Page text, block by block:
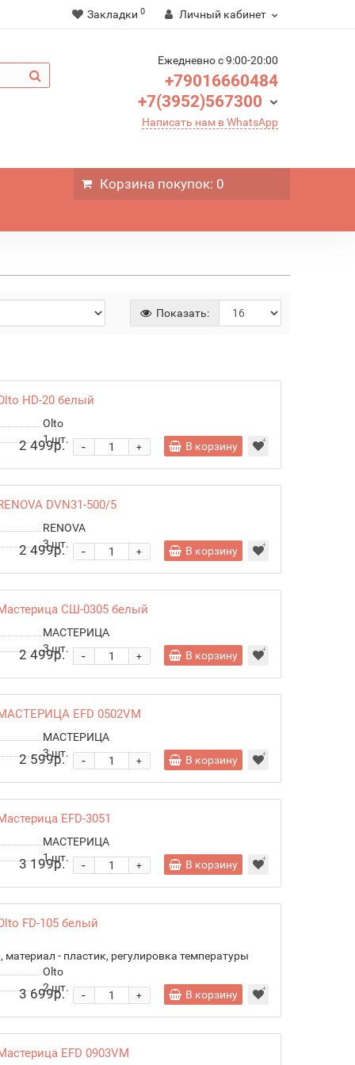
Закладки 0 Личный кабинет
Ежедневно c 9:00-20:00
+79016660484
+7(3952)567300
Написать нам в WhatsApp
Корзина покупок: 0
Показать:
HD-20 белый
Olto
1шт.
2 499р. +
- В корзину
DVN31-500/5
RENOVA
3шт.
2 499р. +
- В корзину
СШ-0305 белый
МАСТЕРИЦА
3шт.
2 499р. +
- В корзину
EFD 0502VM
МАСТЕРИЦА
3шт.
2 599р. +
- В корзину
EFD-3051
МАСТЕРИЦА
1шт.
3 199р. +
- В корзину
FD-105 белый
материал - пластик, регулировка температуры
Olto
2шт.
3 699р. +
- В корзину
EFD 0903VM